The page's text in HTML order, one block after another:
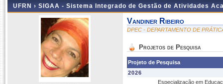
UFRN › SIGAA - Sistema Integrado de Gestão de Atividades
Vandiner Ribeiro
DPEC - DEPARTAMENTO DE
Projetos de Pesquisa
Projeto de Pesquisa
2026
Especialização em